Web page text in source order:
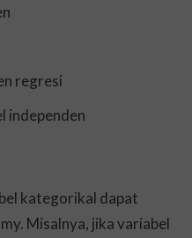
regresi
independen
kategorikal dapat
Misalnya, jika variabel